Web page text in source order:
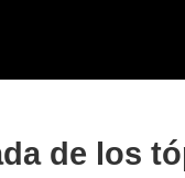
de los